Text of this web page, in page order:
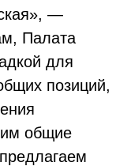
—
Палата
для
позиций,
общие